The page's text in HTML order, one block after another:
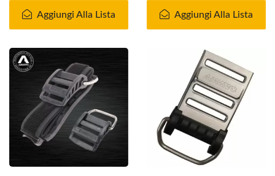
Aggiungi Alla Lista Aggiungi Alla Lista